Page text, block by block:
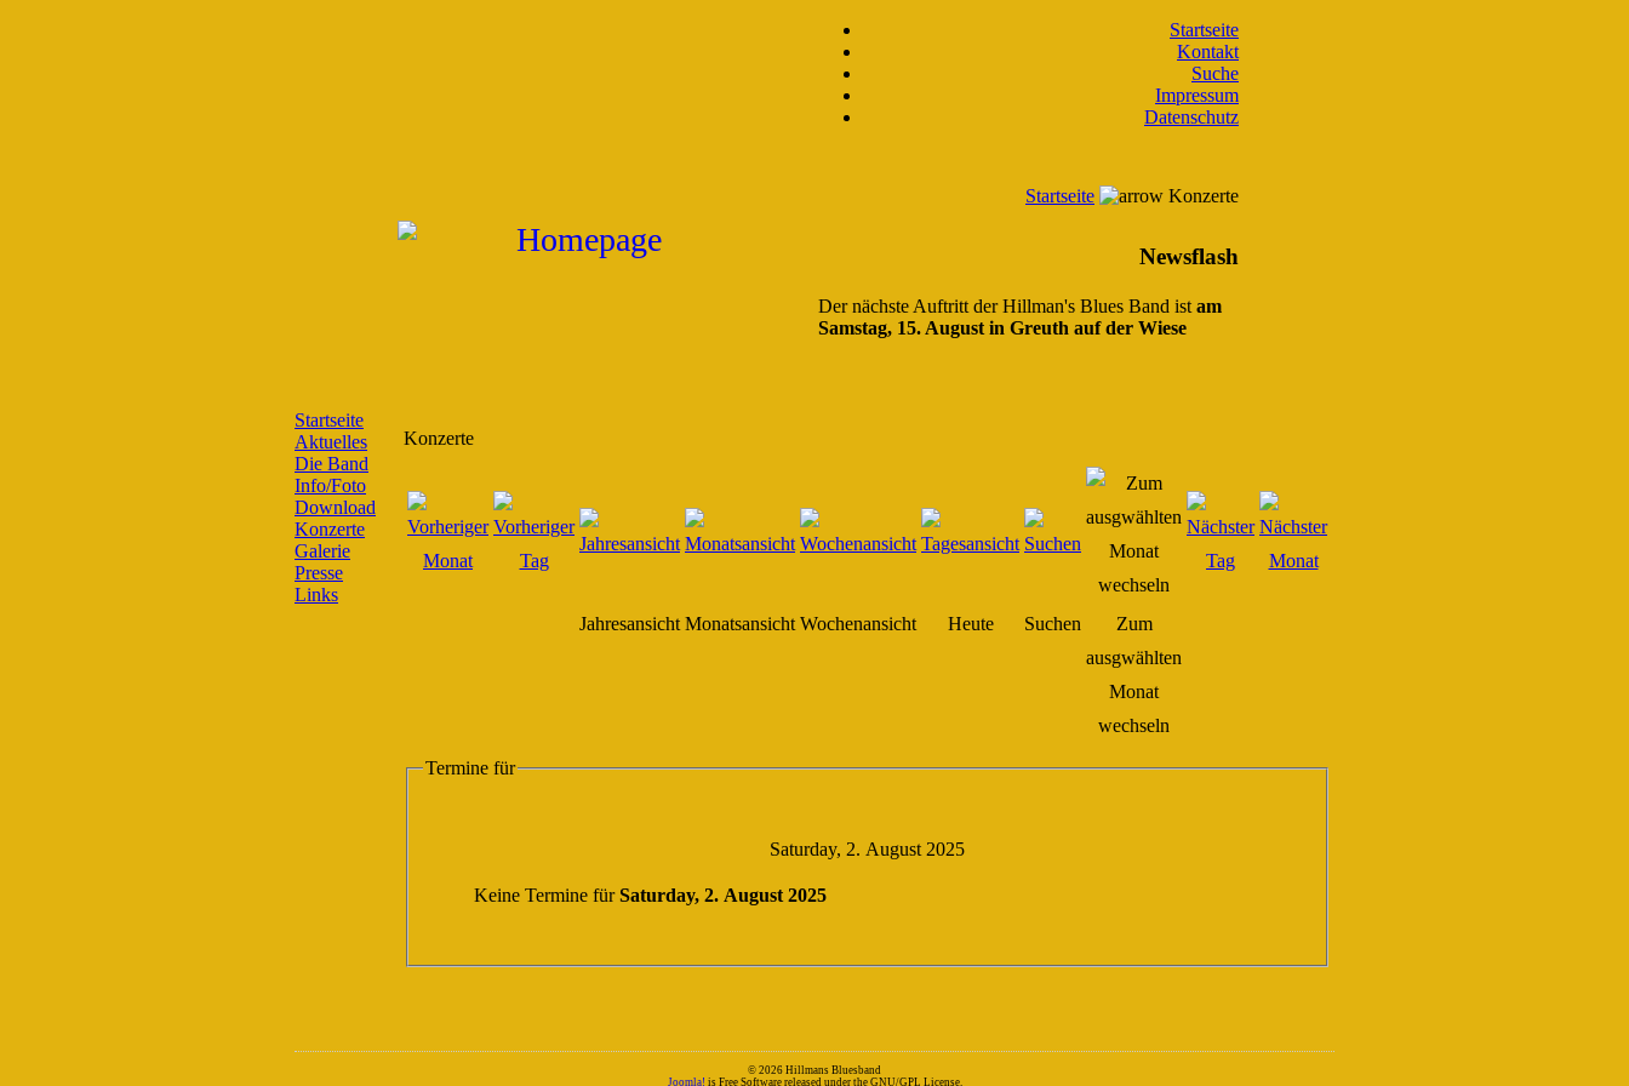
Startseite
Kontakt
Suche
Impressum
Datenschutz
Startseite Konzerte
Newsflash
Der nächste Auftritt der Hillman's Blues Band istam
Samstag, 15. August in Greuth auf der Wiese
Startseite
Aktuelles
Die Band
Info/Foto
Download
Konzerte
Galerie
Presse
Links
Konzerte
Jahresansicht Monatsansicht Wochenansicht Heute Suchen
Zum
ausgwählten
Monat
wechseln
Termine für
Saturday, 2. August 2025
Keine Termine fürSaturday, 2. August 2025
© 2026 Hillmans Bluesband
Joomla! is Free Software released under the GNU/GPL License.